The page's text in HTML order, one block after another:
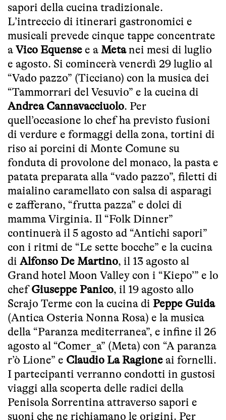
sapori della cucina tradizionale.
L’intreccio di itinerari gastronomici e
musicali prevede cinque tappe concentrate
a Vico Equense e a Metanei mesi di luglio
e agosto. Si comincerà venerdì 29 luglio al
“Vado pazzo” (Ticciano) con la musica dei
“Tammorrari del Vesuvio” e la cucina di
Andrea Cannavacciuolo. Per
quell’occasione lo chef ha previsto fusioni
di verdure e formaggi della zona, tortini di
riso ai porcini di Monte Comune su
fonduta di provolone del monaco, la pasta e
patata preparata alla “vado pazzo”, filetti di
maialino caramellato con salsa di asparagi
e zafferano, “frutta pazza” e dolci di
mamma Virginia. Il “Folk Dinner”
continuerà il 5 agosto ad “Antichi sapori”
con i ritmi de “Le sette bocche” e la cucina
di Alfonso De Martino, il 13 agosto al
Grand hotel Moon Valley con i “Kiepo’” e lo
chefGiuseppe Panico, il 19 agosto allo
Scrajo Terme con la cucina di Peppe Guida
(Antica Osteria Nonna Rosa) e la musica
della “Paranza mediterranea”, e infine il 26
agosto al “Comer_a” (Meta) con “A paranza
r’ò Lione” e Claudio La Ragione ai fornelli.
I partecipanti verranno condotti in gustosi
viaggi alla scoperta delle radici della
Penisola Sorrentina attraverso sapori e
suoni che ne richiamano le origini. Per